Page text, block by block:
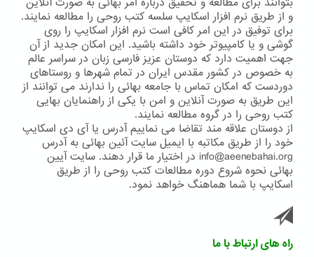
و از طریق نرم افزار اسکایپ سلسه کتب روحی را مطالعه نمایند.
برای توفیق در این امر کافی است نرم افزار اسکایپ را روی
گوشی و یا کامپیوتر خود داشته باشید. این امکان جدید از آن
جهت اهمیت دارد که دوستان عزیز فارسی زبان در سراسر عالم
به خصوص در کشور مقدس ایران در تمام شهرها و روستاهای
دوردست که امکان تماس با جامعه بهائی را ندارند می توانند از
این طریق به صورت آنلاین و امن با یکی از راهنمایان بهایی
کتب روحی را در گروه مطالعه نمایند.
از دوستان علاقه مند تقاضا می نماییم آدرس یا آی دی اسکایپ
خود را از طریق مکاتبه با ایمیل سایت آئین بهائی به آدرس
info@aeenebahai.org در اختیار ما قرار دهند. سایت آیین
بهائی نحوه شروع دوره مطالعات کتب روحی را از طریق
اسکایپ با شما هماهنگ خواهد نمود.
راه های ارتباط با ما